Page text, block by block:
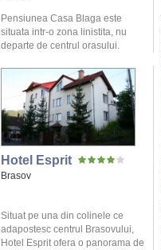
Pensiunea Casa Blaga este
situata intr-o zona linistita, nu
departe de centrul orasului.
Hotel Esprit
Brasov
Situat pe una din colinele ce
adapostesc centrul Brasovului,
Hotel Esprit ofera o panorama de